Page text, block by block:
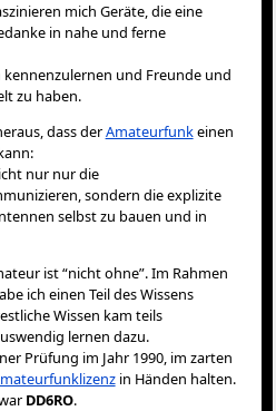
mich Geräte, die eine
in nahe und ferne
und Freunde und
zu haben.
dass derAmateurfunkeinen
nur nur die
sondern die explizite
selbst zu bauen und in
ist “nicht ohne”. Im Rahmen
ich einen Teil des Wissens
Wissen kam teils
lernen dazu.
Prüfung im Jahr 1990, im zarten
in Händen halten.
DD6RO.